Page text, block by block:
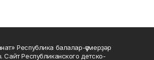
Республика балалар-үҫмерҙәр
Республиканского детско-